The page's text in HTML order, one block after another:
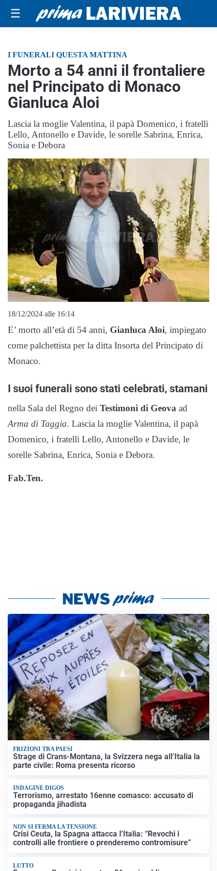
☰
I FUNERALI QUESTA MATTINA
Morto a 54 anni il frontaliere
nel Principato di Monaco
Gianluca Aloi
Lascia la moglie Valentina, il papà Domenico, i fratelli
Lello, Antonello e Davide, le sorelle Sabrina, Enrica,
Sonia e Debora
18/12/2024 alle 16:14
E’ morto all’età di 54 anni, Gianluca Aloi, impiegato
come palchettista per la ditta Insorta del Principato di
Monaco.
I suoi funerali sono stati celebrati, stamani
nella Sala del Regno dei Testimoni di Geova ad
Arma di Taggia. Lascia la moglie Valentina, il papà
Domenico, i fratelli Lello, Antonello e Davide, le
sorelle Sabrina, Enrica, Sonia e Debora.
Fab.Ten.
FRIZIONI TRA PAESI
Strage di Crans-Montana, la Svizzera nega all’Italia la
parte civile: Roma presenta ricorso
INDAGINE DIGOS
Terrorismo, arrestato 16enne comasco: accusato di
propaganda jihadista
NON SI FERMA LA TENSIONE
Crisi Ceuta, la Spagna attacca l’Italia: “Revochi i
controlli alle frontiere o prenderemo contromisure”
LUTTO